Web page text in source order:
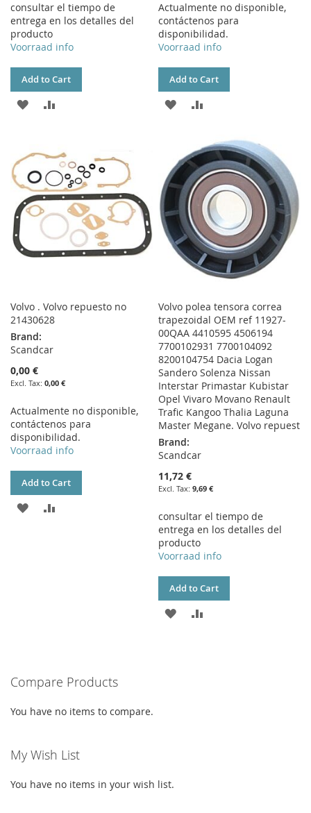
consultar el tiempo de
entrega en los detalles del
producto
Voorraad info
Add to Cart
ADD
WISH
LIST
COMPARE
Actualmente no disponible,
contáctenos para
disponibilidad.
Voorraad info
Add to Cart
ADD
WISH
LIST
COMPARE
Volvo . Volvo repuesto no
21430628
Brand:
Scandcar
0,00 €
0,00 €
Actualmente no disponible,
contáctenos para
disponibilidad.
Voorraad info
Add to Cart
ADD
Volvo polea tensora correa
trapezoidal OEM ref 11927-
00QAA 4410595 4506194
7700102931 7700104092
8200104754 Dacia Logan
Sandero Solenza Nissan
Interstar Primastar Kubistar
Opel Vivaro Movano Renault
Trafic Kangoo Thalia Laguna
Master Megane. Volvo repuest
Brand:
Scandcar
11,72 €
9,69 €
consultar el tiempo de
entrega en los detalles del
producto
Voorraad info
Add to Cart
ADD
Compare Products
You have no items to compare.
My Wish List
You have no items in your wish list.